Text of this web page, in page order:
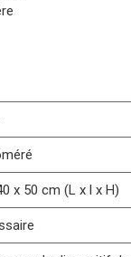
x 50 cm (L x l x H)